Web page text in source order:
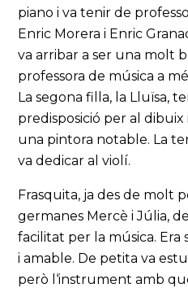
piano i va tenir de
Enric Morera i Enric
va arribar a ser una molt
professora de música a
La segona filla, la Lluïsa,
predisposició per al dibuix
una pintora notable. La
va dedicar al violí.
Frasquita, ja des de molt
germanes Mercè i Júlia,
facilitat per la música. Era
i amable. De petita va
però l‘instrument amb